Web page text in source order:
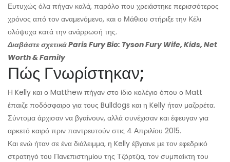
Ευτυχώς όλα πήγαν καλά, παρόλο που χρειάστηκε περισσότερος
χρόνος από τον αναμενόμενο, και ο Μάθιου στήριξε την Κέλι
ολόψυχα κατά την ανάρρωσή της.
Διαβάστε σχετικά Paris Fury Bio: Tyson Fury Wife, Kids, Net
Worth & Family
Πώς Γνωρίστηκαν;
Η Kelly και ο Matthew πήγαν στο ίδιο κολέγιο όπου ο Matt
έπαιζε ποδόσφαιρο για τους Bulldogs και η Kelly ήταν μαζορέτα.
Σύντομα άρχισαν να βγαίνουν, αλλά συνέχισαν και έφευγαν για
αρκετό καιρό πριν παντρευτούν στις 4 Απριλίου 2015.
Και ενώ ήταν σε ένα διάλειμμα, η Kelly έβγαινε με τον εφεδρικό
στρατηγό του Πανεπιστημίου της Τζόρτζια, τον συμπαίκτη του